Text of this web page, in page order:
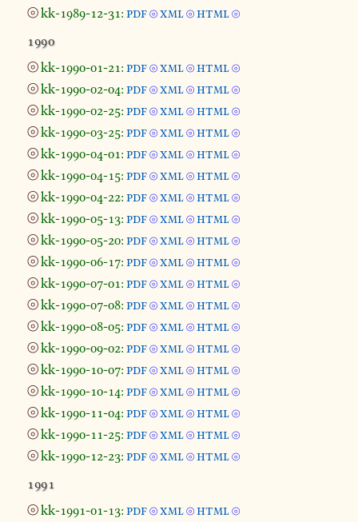
⦾kk-1989-12-31: pdf ⦾ xml ⦾ html ⦾
1990
⦾kk-1990-01-21: pdf ⦾ xml ⦾ html ⦾
⦾kk-1990-02-04: pdf ⦾ xml ⦾ html ⦾
⦾kk-1990-02-25: pdf ⦾ xml ⦾ html ⦾
⦾kk-1990-03-25: pdf ⦾ xml ⦾ html ⦾
⦾kk-1990-04-01: pdf ⦾ xml ⦾ html ⦾
⦾kk-1990-04-15: pdf ⦾ xml ⦾ html ⦾
⦾kk-1990-04-22: pdf ⦾ xml ⦾ html ⦾
⦾kk-1990-05-13: pdf ⦾ xml ⦾ html ⦾
⦾kk-1990-05-20: pdf ⦾ xml ⦾ html ⦾
⦾kk-1990-06-17: pdf ⦾ xml ⦾ html ⦾
⦾kk-1990-07-01: pdf ⦾ xml ⦾ html ⦾
⦾kk-1990-07-08: pdf ⦾ xml ⦾ html ⦾
⦾kk-1990-08-05: pdf ⦾ xml ⦾ html ⦾
⦾kk-1990-09-02: pdf ⦾ xml ⦾ html ⦾
⦾kk-1990-10-07: pdf ⦾ xml ⦾ html ⦾
⦾kk-1990-10-14: pdf ⦾ xml ⦾ html ⦾
⦾kk-1990-11-04: pdf ⦾ xml ⦾ html ⦾
⦾kk-1990-11-25: pdf ⦾ xml ⦾ html ⦾
⦾kk-1990-12-23: pdf ⦾ xml ⦾ html ⦾
1991
⦾kk-1991-01-13: pdf ⦾ xml ⦾ html ⦾